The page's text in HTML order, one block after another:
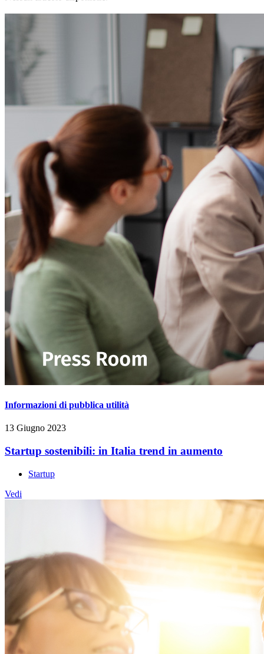
Informazioni di pubblica utilità
13 Giugno 2023
Startup sostenibili: in Italia trend in aumento
Startup
Vedi